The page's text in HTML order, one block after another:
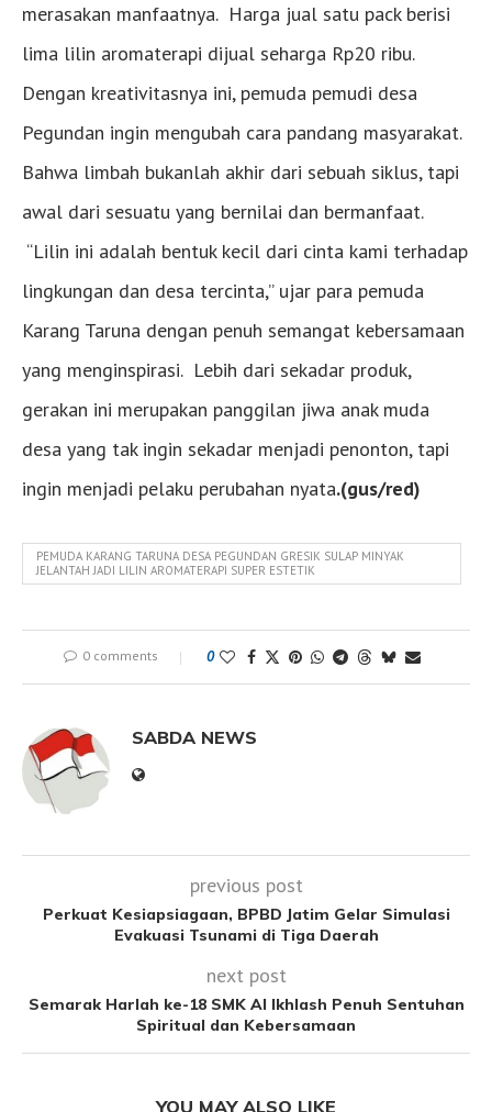
merasakan manfaatnya. Harga jual satu pack berisi
lima lilin aromaterapi dijual seharga Rp20 ribu.
Dengan kreativitasnya ini, pemuda pemudi desa
Pegundan ingin mengubah cara pandang masyarakat.
Bahwa limbah bukanlah akhir dari sebuah siklus, tapi
awal dari sesuatu yang bernilai dan bermanfaat.
“Lilin ini adalah bentuk kecil dari cinta kami terhadap
lingkungan dan desa tercinta,” ujar para pemuda
Karang Taruna dengan penuh semangat kebersamaan
yang menginspirasi. Lebih dari sekadar produk,
gerakan ini merupakan panggilan jiwa anak muda
desa yang tak ingin sekadar menjadi penonton, tapi
ingin menjadi pelaku perubahan nyata.(gus/red)
PEMUDA KARANG TARUNA DESA PEGUNDAN GRESIK SULAP MINYAK
JELANTAH JADI LILIN AROMATERAPI SUPER ESTETIK
0 comments 0
SABDA NEWS
previous post
Perkuat Kesiapsiagaan, BPBD Jatim Gelar Simulasi
Evakuasi Tsunami di Tiga Daerah
next post
Semarak Harlah ke-18 SMK Al Ikhlash Penuh Sentuhan
Spiritual dan Kebersamaan
YOU MAY ALSO LIKE